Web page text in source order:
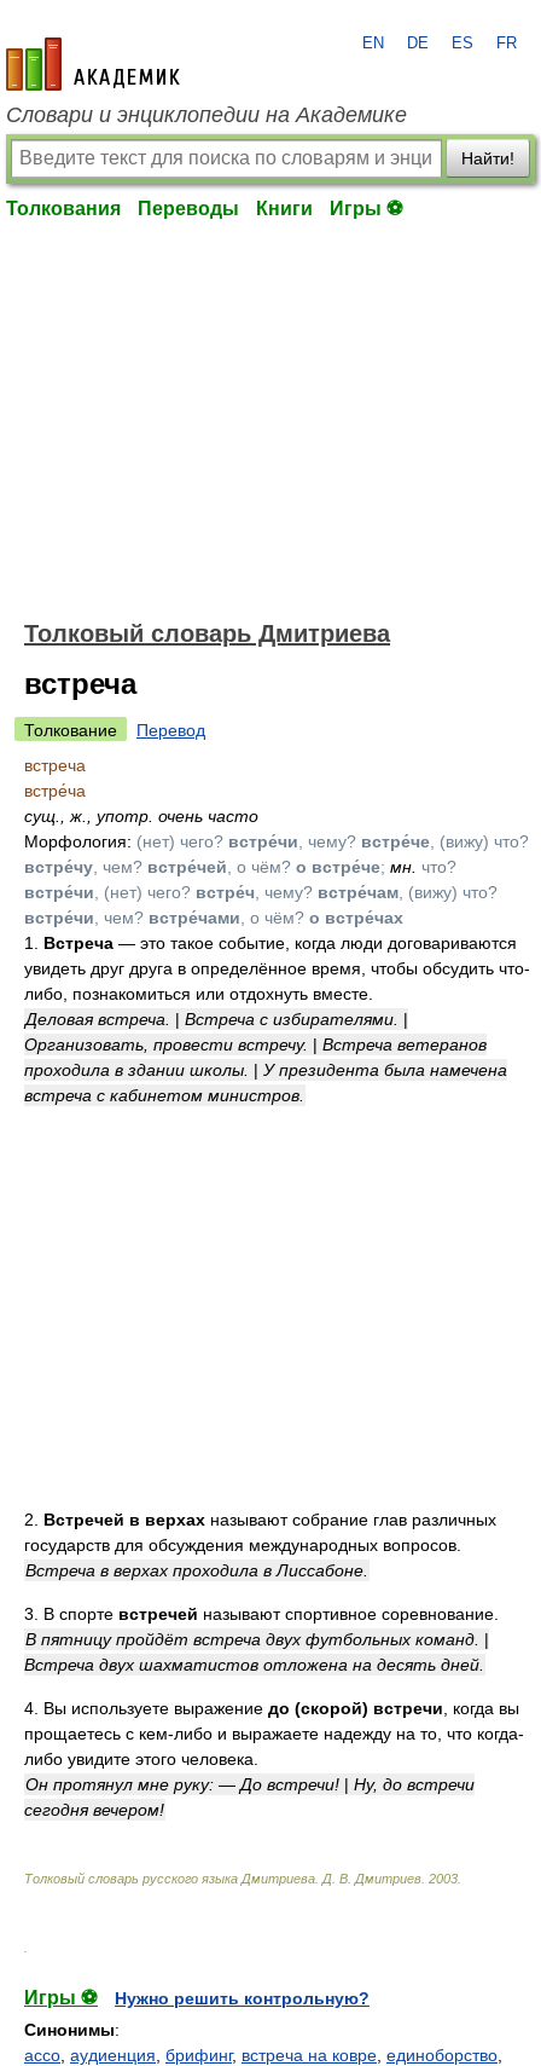
academic.ru
EN DE ES FR
Словари и энциклопедии на Академике
Найти!
Толкования Переводы Книги Игры ⚽
Толковый словарь Дмитриева
встреча
Толкование
Перевод
встреча
встре́ча
сущ.
ж.
употр. очень часто
Морфология: (нет) чего? встре́чи , чему? встре́че , (вижу) что?
встре́чу , чем? встре́чей , о чём? о встре́че; мн. что?
встре́чи , (нет) чего? встре́ч , чему? встре́чам , (вижу) что?
встре́чи , чем? встре́чами , о чём? о встре́чах
1. Встреча — это такое событие, когда люди договариваются
увидеть друг друга в определённое время, чтобы обсудить что-
либо, познакомиться или отдохнуть вместе.
Деловая встреча.
| Встреча с избирателями. |
Организовать, провести встречу. | Встреча ветеранов
проходила в здании школы. | У президента была намечена
встреча с кабинетом министров.
2. Встречей в верхах называют собрание глав различных
государств для обсуждения международных вопросов.
Встреча в верхах проходила в Лиссабоне.
3. В спорте встречей называют спортивное соревнование.
В пятницу пройдёт встреча двух футбольных команд. |
Встреча двух шахматистов отложена на десять дней.
4. Вы используете выражение до (скорой) встречи , когда вы
прощаетесь с кем-либо и выражаете надежду на то, что когда-
либо увидите этого человека.
Он протянул мне руку: — До встречи! | Ну, до встречи
сегодня вечером!
Толковый словарь русского языка Дмитриева Д. В. Дмитриев. 2003
Игры ⚽
Нужно решить контрольную?
Синонимы:
ассо аудиенция брифинг, встреча на ковре единоборство